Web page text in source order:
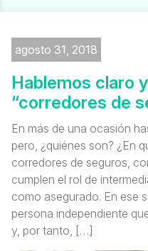
agosto 31, 2018
Hablemos claro
“corredores de
En más de una ocasión
pero, ¿quiénes son? ¿En
corredores de seguros,
cumplen el rol de
como asegurado. En ese
persona independiente
y, por tanto, […]